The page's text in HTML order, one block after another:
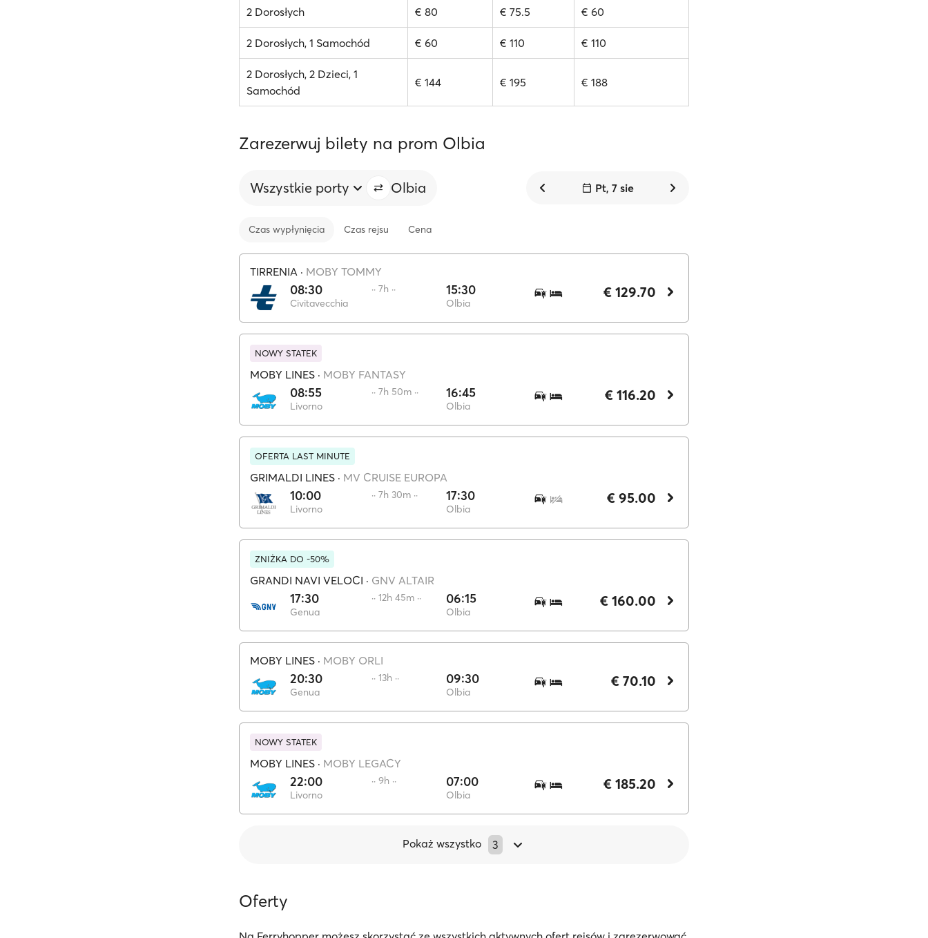
2 Dorosłych € 80 € 75.5 € 60
2 Dorosłych, 1 Samochód € 60 € 110 € 110
2 Dorosłych, 2 Dzieci, 1
Samochód
€ 144 € 195 € 188
Zarezerwuj bilety na prom Olbia
Wszystkie porty Olbia Pt, 7 sie
Czas wypłynięcia Czas rejsu Cena
TIRRENIA · MOBY TOMMY
08:30
Civitavecchia
·· 7h ·· 15:30
Olbia
€ 129.70
NOWY STATEK
MOBY LINES · MOBY FANTASY
08:55
Livorno
·· 7h 50m ·· 16:45
Olbia
€ 116.20
OFERTA LAST MINUTE
GRIMALDI LINES · MV CRUISE EUROPA
10:00
Livorno
·· 7h 30m ·· 17:30
Olbia
€ 95.00
ZNIŻKA DO -50%
GRANDI NAVI VELOCI · GNV ALTAIR
17:30
Genua
·· 12h 45m ·· 06:15
Olbia
€ 160.00
MOBY LINES · MOBY ORLI
20:30
Genua
·· 13h ·· 09:30
Olbia
€ 70.10
NOWY STATEK
MOBY LINES · MOBY LEGACY
22:00
Livorno
·· 9h ·· 07:00
Olbia
€ 185.20
Pokaż wszystko 3
Oferty